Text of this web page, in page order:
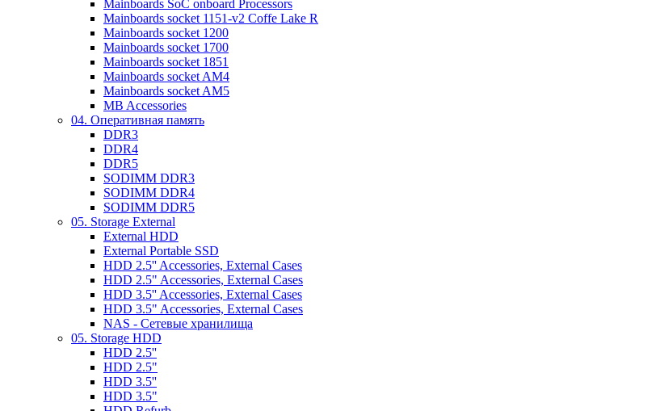
Mainboards SoC onboard Processors
Mainboards socket 1151-v2 Coffe Lake R
Mainboards socket 1200
Mainboards socket 1700
Mainboards socket 1851
Mainboards socket AM4
Mainboards socket AM5
MB Accessories
04. Оперативная память
DDR3
DDR4
DDR5
SODIMM DDR3
SODIMM DDR4
SODIMM DDR5
05. Storage External
External HDD
External Portable SSD
HDD 2.5'' Accessories, External Cases
HDD 2.5" Accessories, External Cases
HDD 3.5'' Accessories, External Cases
HDD 3.5" Accessories, External Cases
NAS - Сетевые хранилища
05. Storage HDD
HDD 2.5''
HDD 2.5"
HDD 3.5''
HDD 3.5"